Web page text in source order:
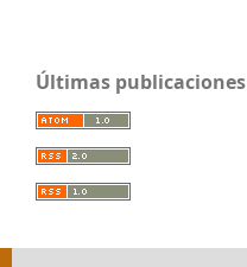
Últimas publicaciones